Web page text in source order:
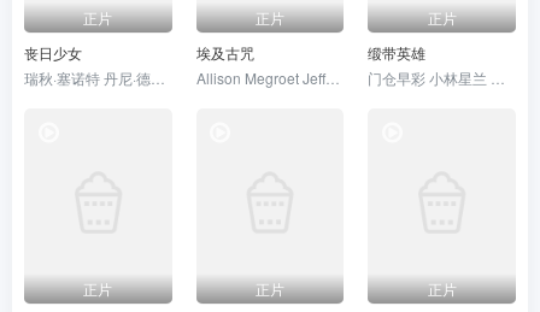
正片
丧日少女
瑞秋·塞诺特 丹尼·德费拉里
正片
埃及古咒
Allison Megroet Jeffrey Shawn Miller
正片
缎带英雄
门仓早彩 小林星兰 内山昂辉
正片
正片
正片